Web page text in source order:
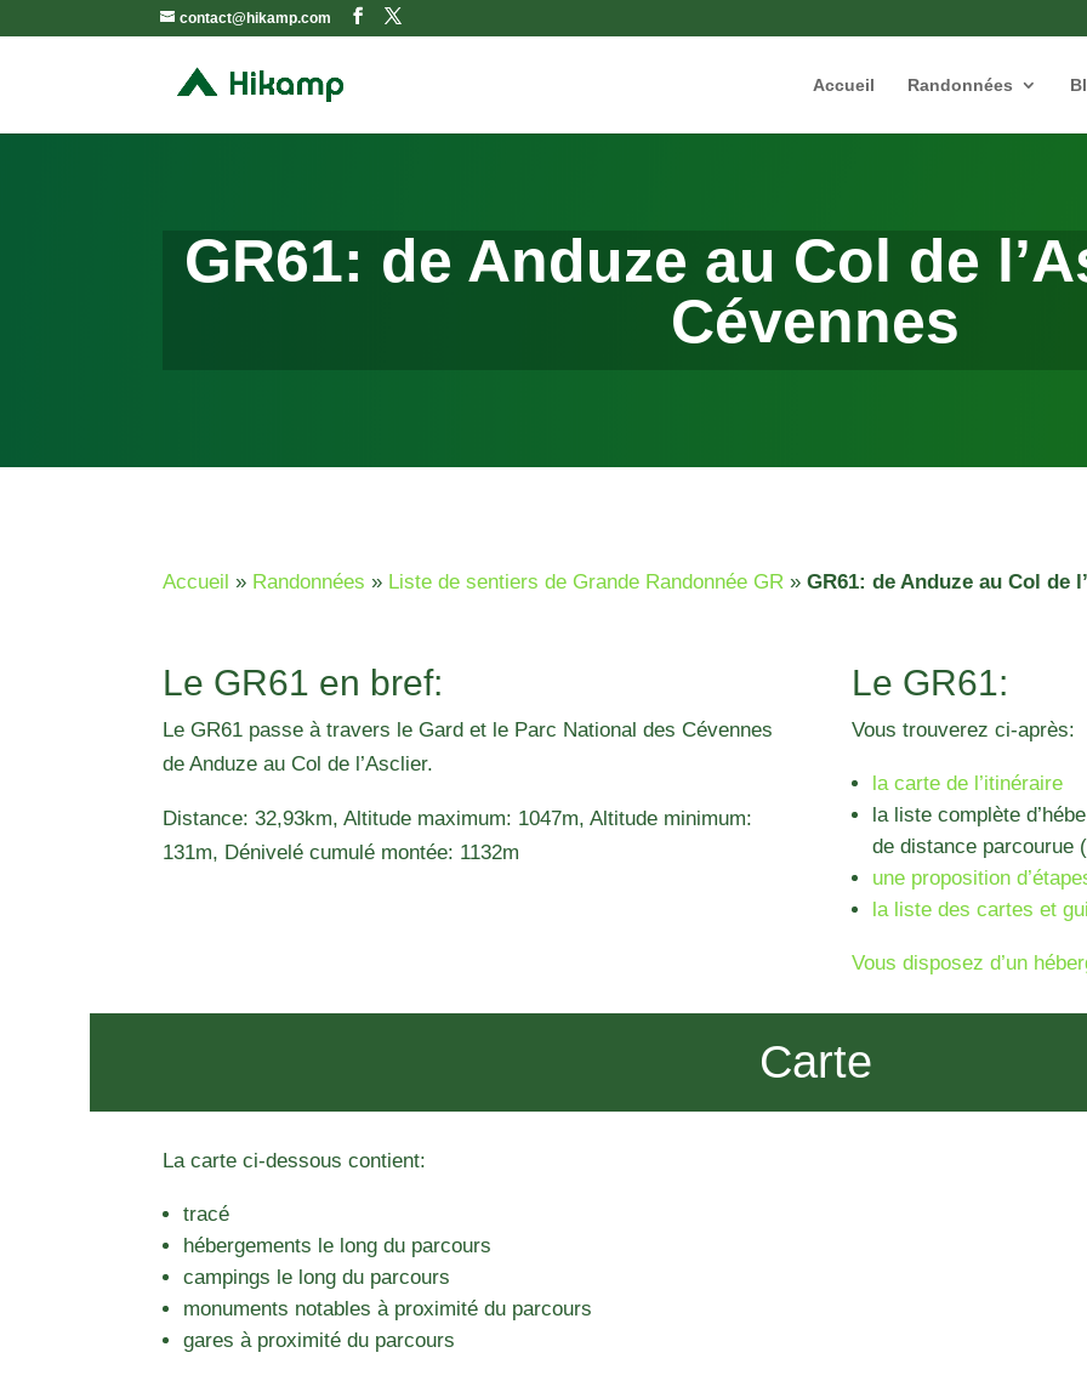
contact@hikamp.com
Accueil Randonnées
GR61: de Anduze au Col de
Cévennes
Accueil » Randonnées » Liste de sentiers de Grande Randonnée GR »GR61: de Anduze au Col de
Le GR61 en bref:
Le GR61 passe à travers le Gard et le Parc National des Cévennes
de Anduze au Col de l’Asclier.
Distance: 32,93km, Altitude maximum: 1047m, Altitude minimum:
131m, Dénivelé cumulé montée: 1132m
Le GR61:
Vous trouverez ci-après:
la carte de l’itinéraire
la liste complète
de distance parcourue
une proposition
la liste des cartes et
Vous disposez d’un
Carte
La carte ci-dessous contient:
tracé
hébergements le long du parcours
campings le long du parcours
monuments notables à proximité du parcours
gares à proximité du parcours